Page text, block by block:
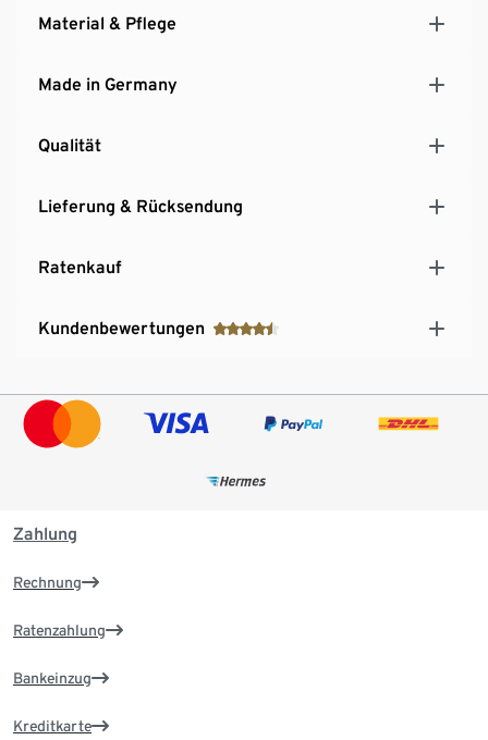
Material & Pflege
Made in Germany
Qualität
Lieferung & Rücksendung
Ratenkauf
Kundenbewertungen
Zahlung
Rechnung
Ratenzahlung
Bankeinzug
Kreditkarte